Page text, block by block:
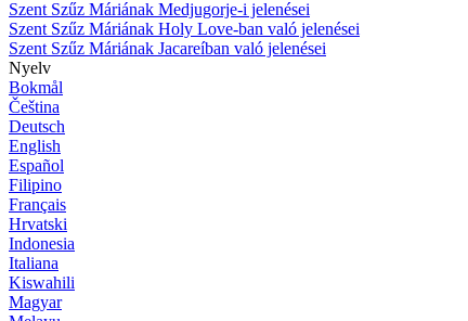
Szent Szűz Máriának Medjugorje-i jelenései
Szent Szűz Máriának Holy Love-ban való jelenései
Szent Szűz Máriának Jacareíban való jelenései
Nyelv
Bokmål
Čeština
Deutsch
English
Español
Filipino
Français
Hrvatski
Indonesia
Italiana
Kiswahili
Magyar